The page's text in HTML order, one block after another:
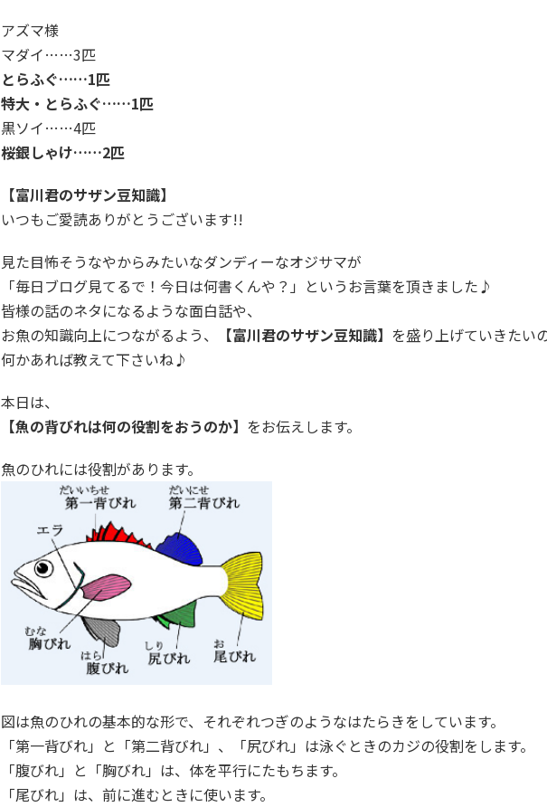
アズマ様
マダイ……3匹
とらふぐ……1匹
特大・とらふぐ……1匹
黒ソイ……4匹
桜銀しゃけ……2匹
【富川君のサザン豆知識】
いつもご愛読ありがとうございます!!
見た目怖そうなやからみたいなダンディーなオジサマが
「毎日ブログ見てるで！今日は何書くんや？」というお言葉を頂きました♪
皆様の話のネタになるような面白話や、
お魚の知識向上につながるよう、
【富川君のサザン豆知識】 を盛り上げていきたい
何かあれば教えて下さいね♪
本日は、
【魚の背びれは何の役割をおうのか】 をお伝えします。
魚のひれには役割があります。
図は魚のひれの基本的な形で、それぞれつぎのようなはたらきをしています。
「第一背びれ」と「第二背びれ」、「尻びれ」は泳ぐときのカジの役割をします。
「腹びれ」と「胸びれ」は、体を平行にたもちます。
「尾びれ」は、前に進むときに使います。